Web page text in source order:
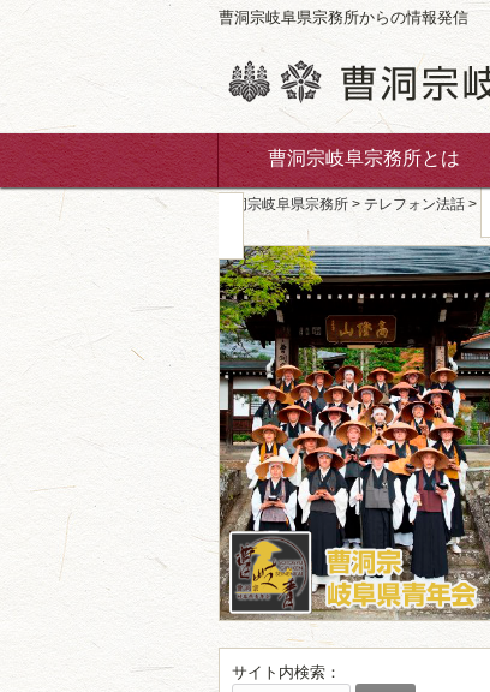
曹洞宗岐阜県宗務所からの情報発信
曹洞宗岐阜宗務所とは
曹洞宗岐阜県宗務所 > テレフォン法話 >
サイト内検索：